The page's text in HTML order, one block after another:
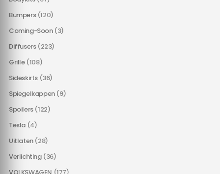
Bumpers (120)
Coming-Soon (3)
Diffusers (223)
Grille (108)
Sideskirts (36)
Spiegelkappen (9)
Spoilers (122)
Tesla (4)
Uitlaten (28)
Verlichting (36)